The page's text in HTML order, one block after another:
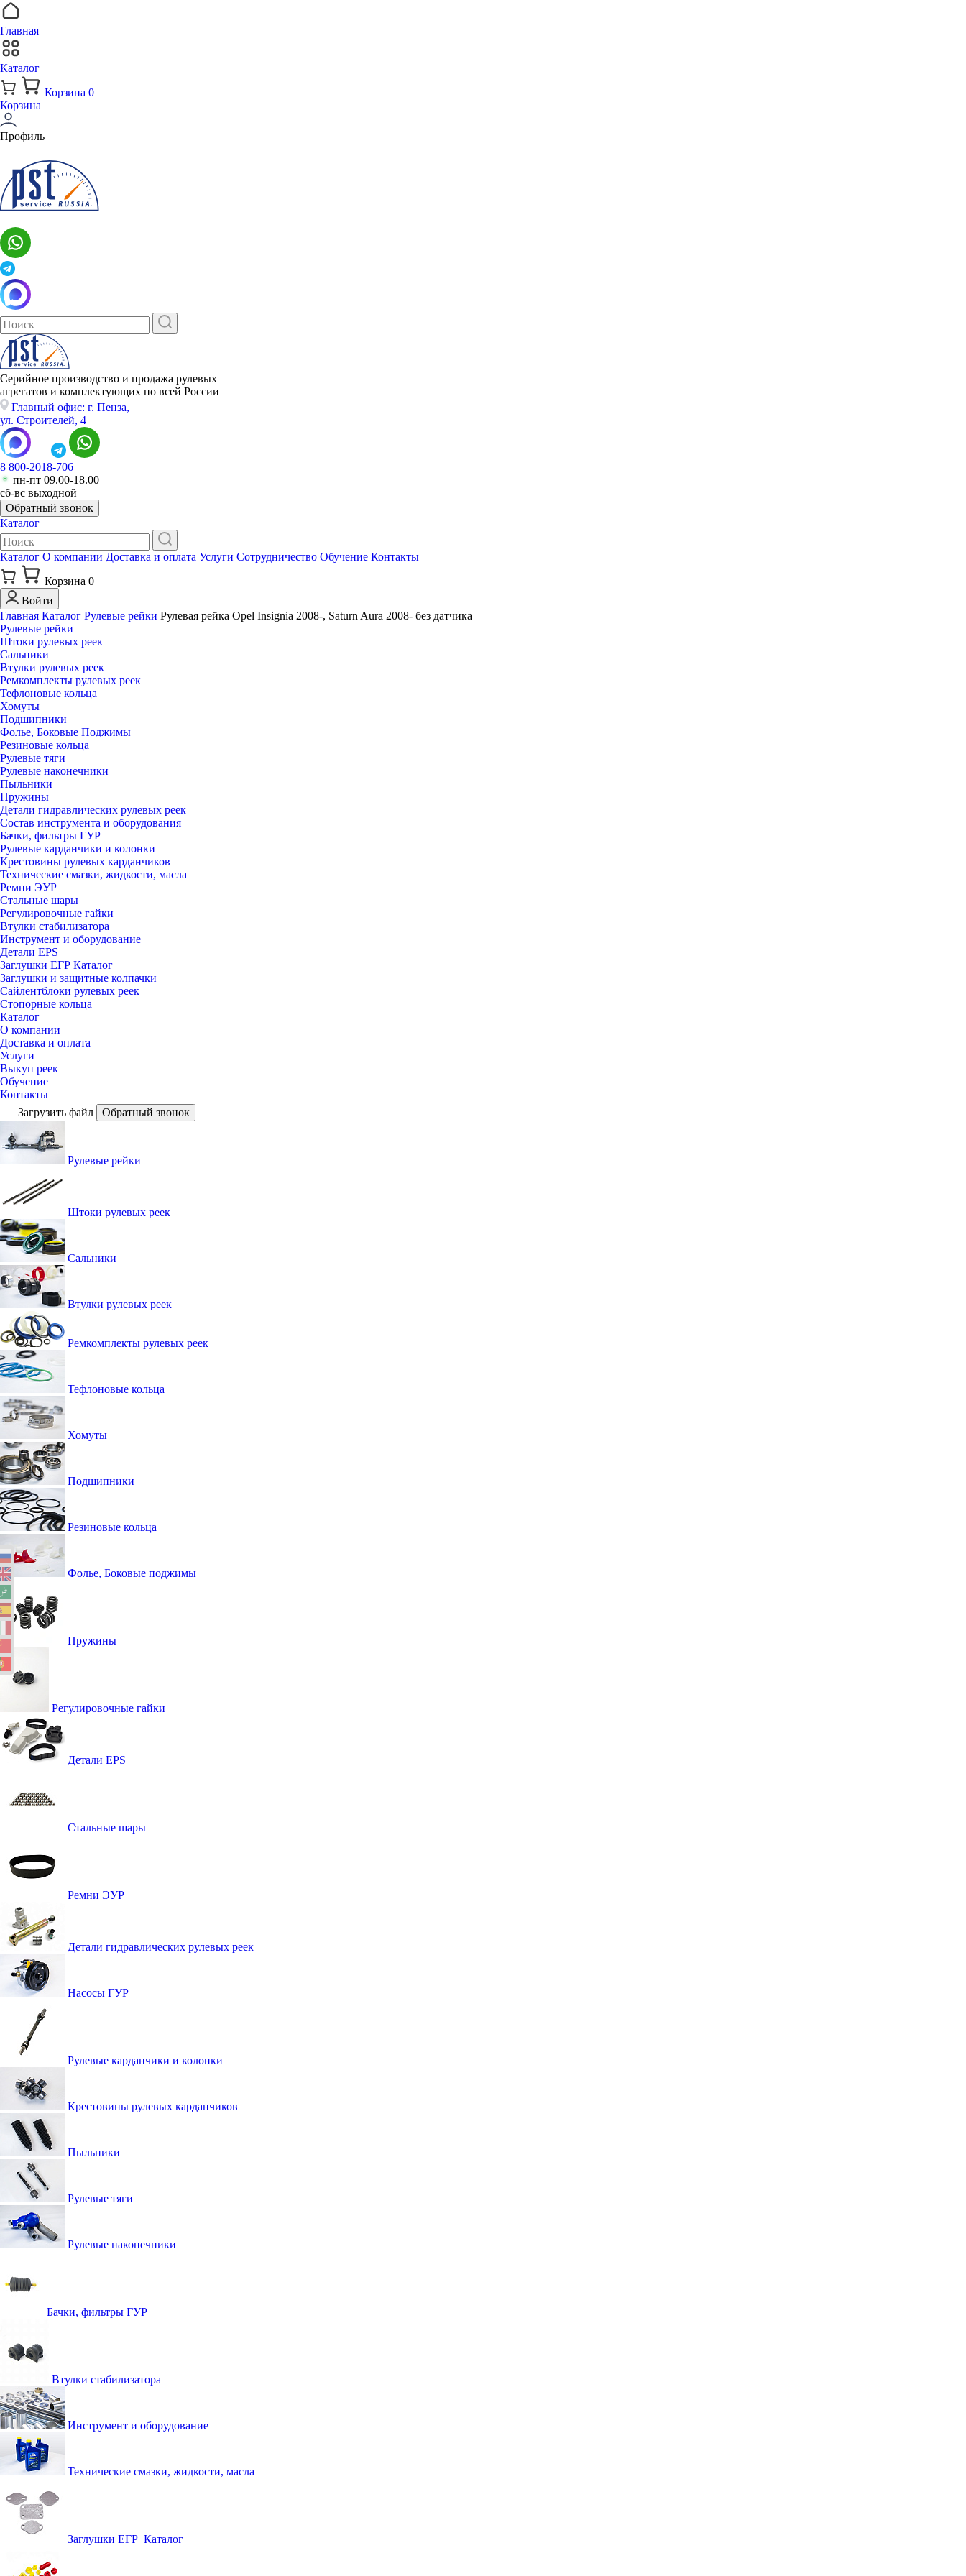
Главная
Каталог
Корзина 0
Корзина
Профиль
Серийное производство и продажа рулевых
агрегатов и комплектующих по всей России
Главный офис: г. Пенза,
ул. Строителей, 4
8 800-2018-706
пн-пт 09.00-18.00
сб-вс выходной
Обратный звонок
Каталог
Каталог О компании Доставка и оплата Услуги Сотрудничество Обучение Контакты
Корзина 0
Войти
Главная Каталог Рулевые рейки Рулевая рейка Opel Insignia 2008-, Saturn Aura 2008- без датчика
Рулевые рейки
Штоки рулевых реек
Сальники
Втулки рулевых реек
Ремкомплекты рулевых реек
Тефлоновые кольца
Хомуты
Подшипники
Фолье, Боковые Поджимы
Резиновые кольца
Рулевые тяги
Рулевые наконечники
Пыльники
Пружины
Детали гидравлических рулевых реек
Состав инструмента и оборудования
Бачки, фильтры ГУР
Рулевые карданчики и колонки
Крестовины рулевых карданчиков
Технические смазки, жидкости, масла
Ремни ЭУР
Стальные шары
Регулировочные гайки
Втулки стабилизатора
Инструмент и оборудование
Детали EPS
Заглушки ЕГР Каталог
Заглушки и защитные колпачки
Сайлентблоки рулевых реек
Стопорные кольца
Каталог
О компании
Доставка и оплата
Услуги
Выкуп реек
Обучение
Контакты
Загрузить файл
Обратный звонок
Рулевые рейки
Штоки рулевых реек
Сальники
Втулки рулевых реек
Ремкомплекты рулевых реек
Тефлоновые кольца
Хомуты
Подшипники
Резиновые кольца
Фолье, Боковые поджимы
Пружины
Регулировочные гайки
Детали EPS
Стальные шары
Ремни ЭУР
Детали гидравлических рулевых реек
Насосы ГУР
Рулевые карданчики и колонки
Крестовины рулевых карданчиков
Пыльники
Рулевые тяги
Рулевые наконечники
Бачки, фильтры ГУР
Втулки стабилизатора
Инструмент и оборудование
Технические смазки, жидкости, масла
Заглушки ЕГР_Каталог